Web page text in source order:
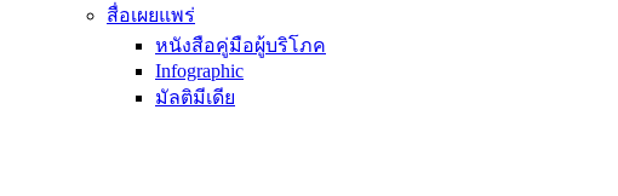
สื่อเผยแพร่
หนังสือคู่มือผู้บริโภค
Infographic
มัลติมีเดีย